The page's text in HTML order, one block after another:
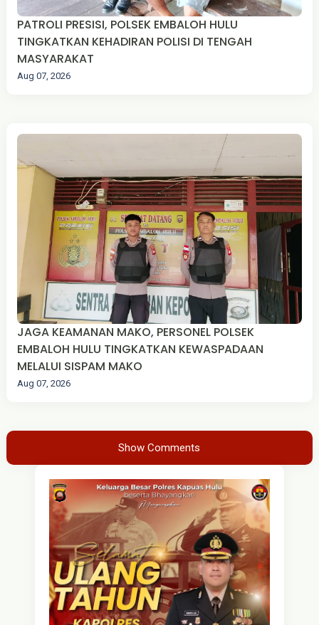
PATROLI PRESISI, POLSEK EMBALOH HULU
TINGKATKAN KEHADIRAN POLISI DI TENGAH
MASYARAKAT
Aug 07, 2026
JAGA KEAMANAN MAKO, PERSONEL POLSEK
EMBALOH HULU TINGKATKAN KEWASPADAAN
MELALUI SISPAM MAKO
Aug 07, 2026
Show Comments